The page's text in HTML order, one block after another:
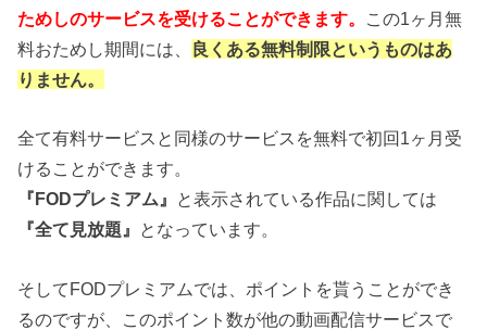
ためしのサービスを受けることができます。 この1ヶ月無
料おためし期間には、 良くある無料制限というものはあ
りません。
全て有料サービスと同様のサービスを無料で初回1ヶ月受
けることができます。
『FODプレミアム』 と表示されている作品に関しては
『全て見放題』 となっています。
そしてFODプレミアムでは、ポイントを貰うことができ
るのですが、このポイント数が他の動画配信サービスで